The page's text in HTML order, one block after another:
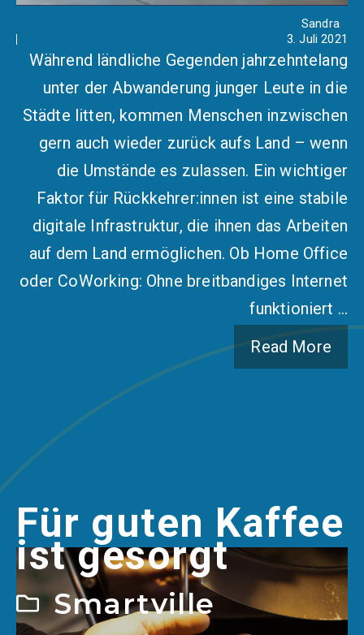
Sandra
3. Juli 2021
Während ländliche Gegenden jahrzehntelang
unter der Abwanderung junger Leute in die
Städte litten, kommen Menschen inzwischen
gern auch wieder zurück aufs Land – wenn
die Umstände es zulassen. Ein wichtiger
Faktor für Rückkehrer:innen ist eine stabile
digitale Infrastruktur, die ihnen das Arbeiten
auf dem Land ermöglichen. Ob Home Office
oder CoWorking: Ohne breitbandiges Internet
funktioniert …
Read More
Für guten Kaffee
ist gesorgt
Smartville